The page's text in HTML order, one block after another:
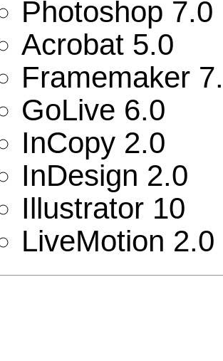
Photoshop 7.0
Acrobat 5.0
Framemaker
GoLive 6.0
InCopy 2.0
InDesign 2.0
Illustrator 10
LiveMotion 2.0